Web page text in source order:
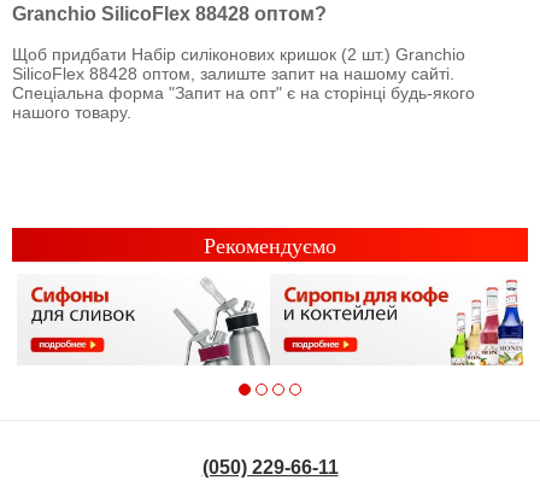
Granchio SilicoFlex 88428 оптом?
Щоб придбати Набір силіконових кришок (2 шт.) Granchio
SilicoFlex 88428 оптом, залиште запит на нашому сайті.
Спеціальна форма "Запит на опт" є на сторінці будь-якого
нашого товару.
Рекомендуємо
(050) 229-66-11